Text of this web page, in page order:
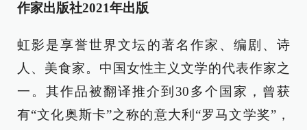
作家出版社2021年出版
虹影是享誉世界文坛的著名作家、编剧、诗
人、美食家。中国女性主义文学的代表作家之
一。其作品被翻译推介到30多个国家，曾获
有“文化奥斯卡”之称的意大利“罗马文学奖”，